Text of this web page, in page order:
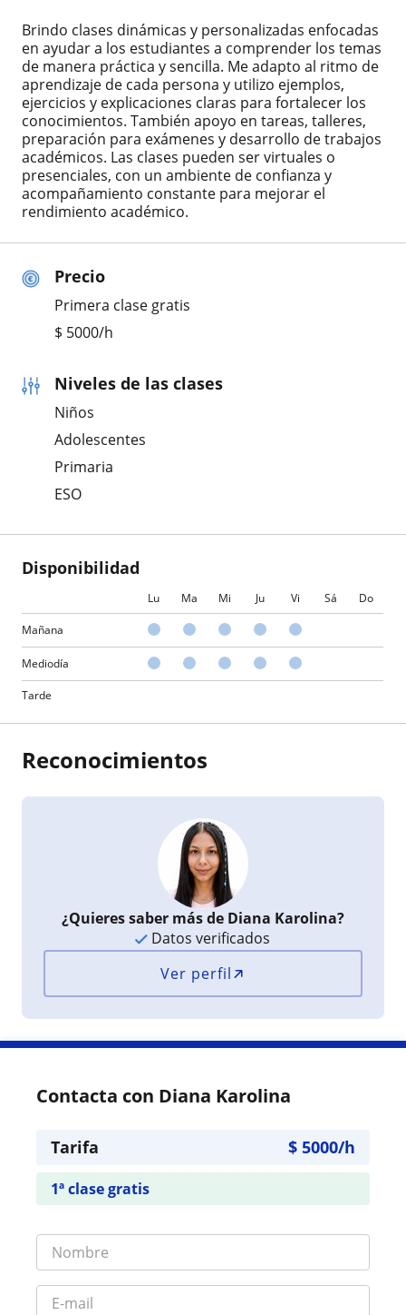
Precio
Primera clase gratis
$ 5000/h
Niveles de las clases
Niños
Adolescentes
Primaria
ESO
Disponibilidad
Lu Ma Mi Ju Vi Sá Do
Mañana
Mediodía
Tarde
Brindo clases dinámicas y personalizadas enfocadas
en ayudar a los estudiantes a comprender los temas
de manera práctica y sencilla. Me adapto al ritmo de
aprendizaje de cada persona y utilizo ejemplos,
ejercicios y explicaciones claras para fortalecer los
conocimientos. También apoyo en tareas, talleres,
preparación para exámenes y desarrollo de trabajos
académicos. Las clases pueden ser virtuales o
presenciales, con un ambiente de confianza y
acompañamiento constante para mejorar el
rendimiento académico.
Reconocimientos
¿Quieres saber más de Diana Karolina?
Datos verificados
Ver perfil
Contacta con Diana Karolina
Tarifa $ 5000/h
1ª clase gratis